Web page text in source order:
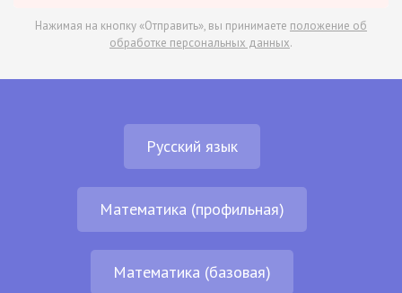
Нажимая на кнопку «Отправить», вы принимаете положение об
обработке персональных данных.
Русский язык
Математика (профильная)
Математика (базовая)